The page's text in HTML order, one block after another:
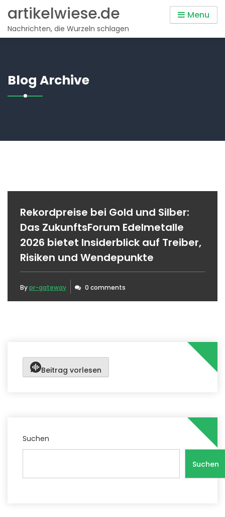
content
artikelwiese.de
Nachrichten, die Wurzeln schlagen
Menu
Blog Archive
Rekordpreise bei Gold und Silber:
Das ZukunftsForum Edelmetalle
2026 bietet Insiderblick auf Treiber,
Risiken und Wendepunkte
Bypr-gateway 0 comments
Beitrag vorlesen
Suchen
Suchen